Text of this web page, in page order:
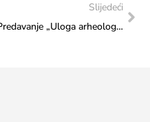
Slijedeći
Predavanje „Uloga arheologije u Zavodu za zaštitu spomenika“